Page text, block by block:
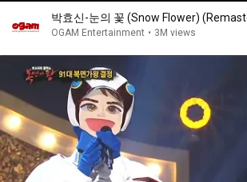
박효신-눈의 꽃 (Snow Flower)
OGAM Entertainment • 3M views